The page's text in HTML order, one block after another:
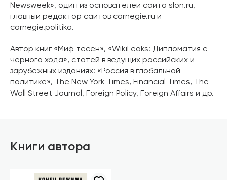
Newsweek», один из основателей сайта slon.ru,
главный редактор сайтов carnegie.ru и
carnegie.politika.
Автор книг «Миф тесен», «WikiLeaks: Дипломатия с
черного хода», статей в ведущих российских и
зарубежных изданиях: «Россия в глобальной
политике», The New York Times, Financial Times, The
Wall Street Journal, Foreign Policy, Foreign Affairs и др.
Книги автора